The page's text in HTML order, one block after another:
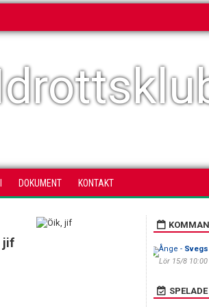
DOKUMENT KONTAKT
jif Ånge -
Lör 15/8 10:00